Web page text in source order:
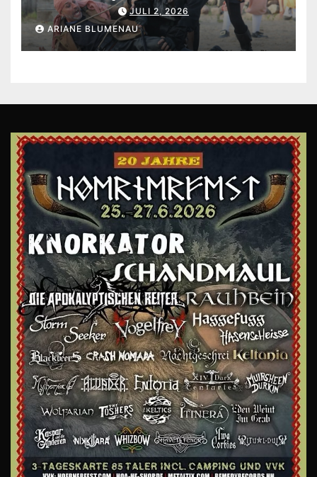
JULI 2, 2026
ARIANE BLUMENAU